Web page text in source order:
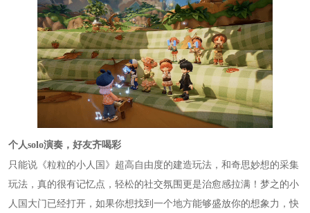
个人solo演奏，好友齐喝彩
只能说《粒粒的小人国》超高自由度的建造玩法，和奇思妙想的采集
玩法，真的很有记忆点，轻松的社交氛围更是治愈感拉满！梦之的小
人国大门已经打开，如果你想找到一个地方能够盛放你的想象力，快